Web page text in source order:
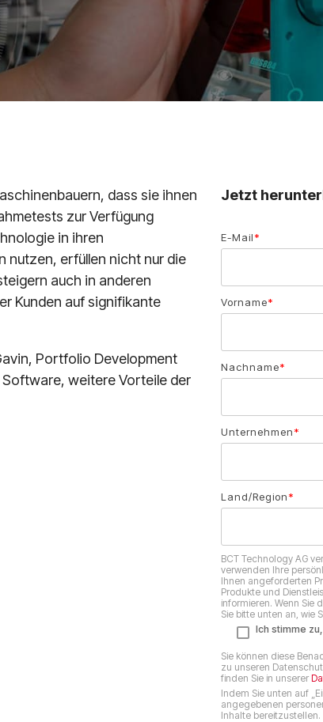
dass sie ihnen
zur Verfügung
in ihren
nutzen, erfüllen nicht nur die
auch in anderen
Kunden auf signifikante
Portfolio Development
weitere Vorteile der
Jetzt
E-Mail*
Vorname*
Nachname*
Unternehmen*
Land/Region*
BCT Technology AG
verwenden Ihre
Ihnen angeforderten
Produkte und
informieren. Wenn Sie
Sie bitte unten an, wie
Ich stimme
Sie können diese
zu unseren
finden Sie in unserer
Indem Sie unten auf
angegebenen
Inhalte bereitzustellen.